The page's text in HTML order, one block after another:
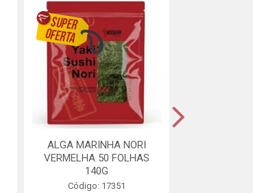
ALGA MARINHA NORI
VERMELHA 50 FOLHAS
140G
Código: 17351